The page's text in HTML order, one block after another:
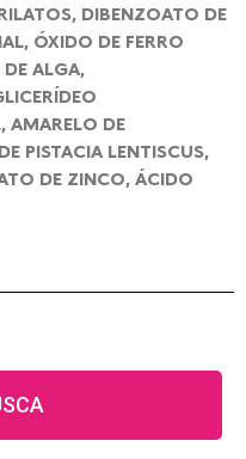
DIBENZOATO DE
ÓXIDO DE FERRO
ALGA,
AMARELO DE
PISTACIA LENTISCUS,
DE ZINCO, ÁCIDO